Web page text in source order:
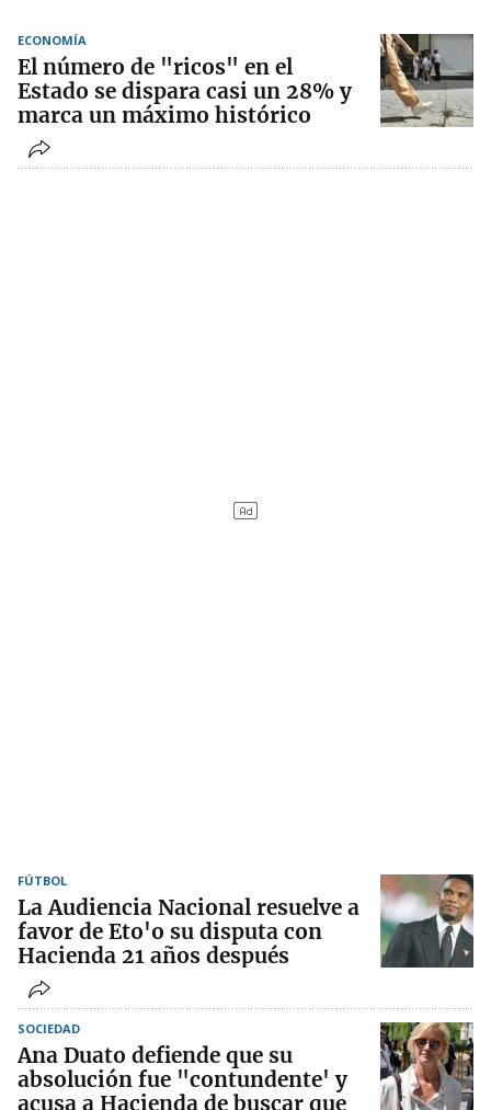
ECONOMÍA
El número de "ricos" en el
Estado se dispara casi un 28% y
marca un máximo histórico
FÚTBOL
La Audiencia Nacional resuelve a
favor de Eto'o su disputa con
Hacienda 21 años después
SOCIEDAD
Ana Duato defiende que su
absolución fue "contundente' y
acusa a Hacienda de buscar que